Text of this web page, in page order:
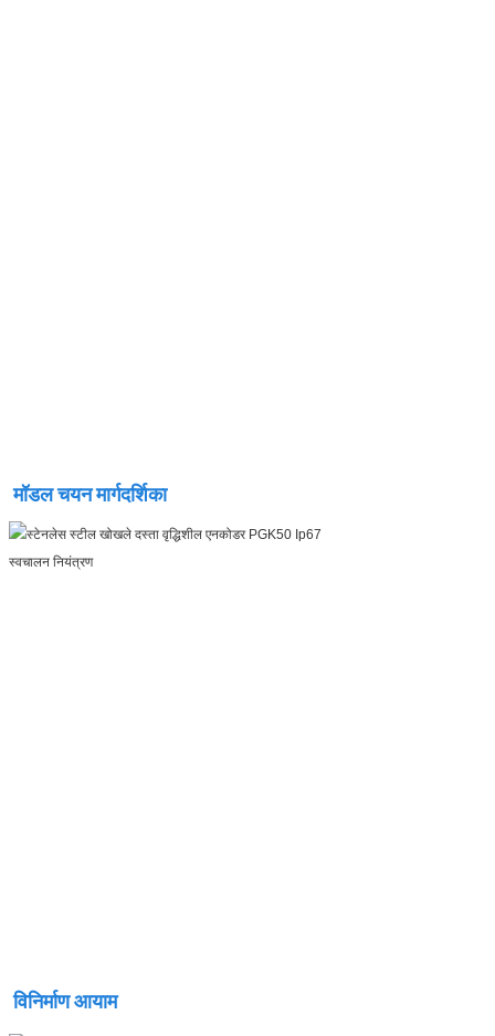
मॉडल चयन मार्गदर्शिका
विनिर्माण आयाम